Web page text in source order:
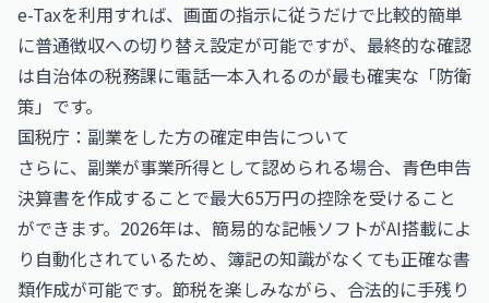
e-Taxを利用すれば、画面の指示に従うだけで比較的簡単
に普通徴収への切り替え設定が可能ですが、最終的な確認
は自治体の税務課に電話一本入れるのが最も確実な「防衛
策」です。
国税庁：副業をした方の確定申告について
さらに、副業が事業所得として認められる場合、青色申告
決算書を作成することで最大65万円の控除を受けること
ができます。2026年は、簡易的な記帳ソフトがAI搭載によ
り自動化されているため、簿記の知識がなくても正確な書
類作成が可能です。節税を楽しみながら、合法的に手残り